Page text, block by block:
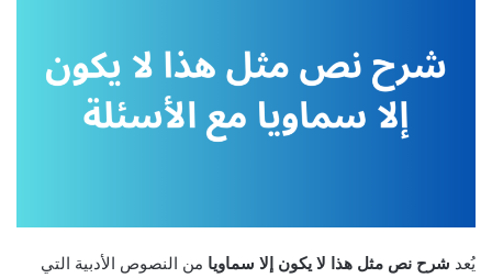
يُعد شرح نص مثل هذا لا يكون إلا سماويا من النصوص الأدبية التي